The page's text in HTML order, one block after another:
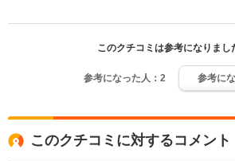
このクチコミは参考になりまし
参考になった人： 2 参考に
このクチコミに対するコメント